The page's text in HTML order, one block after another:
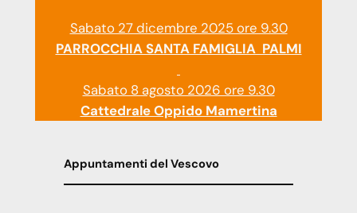
Sabato 27 dicembre 2025 ore 9.30
PARROCCHIA SANTA FAMIGLIA PALMI
Sabato 8 agosto 2026 ore 9.30
Cattedrale Oppido Mamertina
Appuntamenti del Vescovo